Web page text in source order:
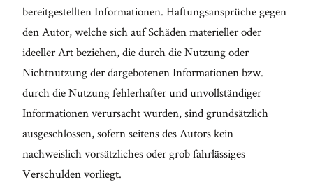
bereitgestellten Informationen. Haftungsansprüche gegen
den Autor, welche sich auf Schäden materieller oder
ideeller Art beziehen, die durch die Nutzung oder
Nichtnutzung der dargebotenen Informationen bzw.
durch die Nutzung fehlerhafter und unvollständiger
Informationen verursacht wurden, sind grundsätzlich
ausgeschlossen, sofern seitens des Autors kein
nachweislich vorsätzliches oder grob fahrlässiges
Verschulden vorliegt.